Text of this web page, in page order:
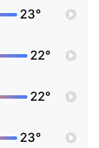
23°
22°
22°
23°